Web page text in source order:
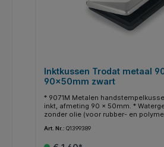
Inktkussen Trodat metaal
90x50mm zwart
* 9071M Metalen
inkt, afmeting 90 x 50mm. *
zonder olie (voor rubber- en
kleurintensieve afdrukken.
Art. Nr.: Q1399389